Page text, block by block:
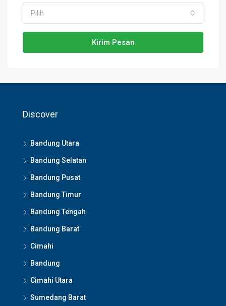
Pilih
Kirim Pesan
Discover
Bandung Utara
Bandung Selatan
Bandung Pusat
Bandung Timur
Bandung Tengah
Bandung Barat
Cimahi
Bandung
Cimahi Utara
Sumedang Barat